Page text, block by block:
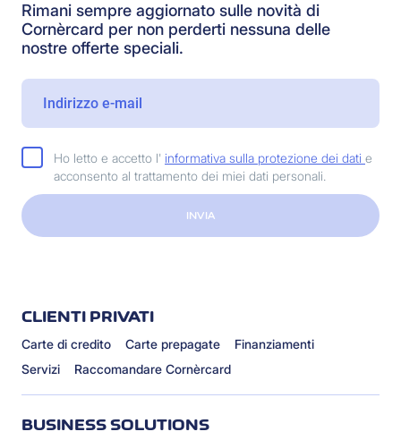
Rimani sempre aggiornato sulle novità di
Cornèrcard per non perderti nessuna delle
nostre offerte speciali.
Ho letto e accetto l' informativa sulla protezione dei dati e
acconsento al trattamento dei miei dati personali.
INVIA
CLIENTI PRIVATI
Carte di credito Carte prepagate
Finanziamenti
Servizi
Raccomandare Cornèrcard
BUSINESS SOLUTIONS